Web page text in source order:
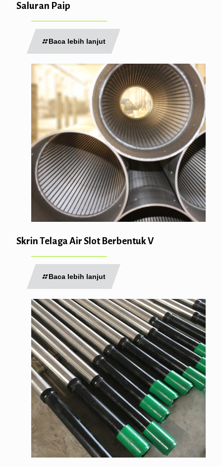
Saluran Paip
Baca lebih lanjut
Skrin Telaga Air Slot Berbentuk V
Baca lebih lanjut